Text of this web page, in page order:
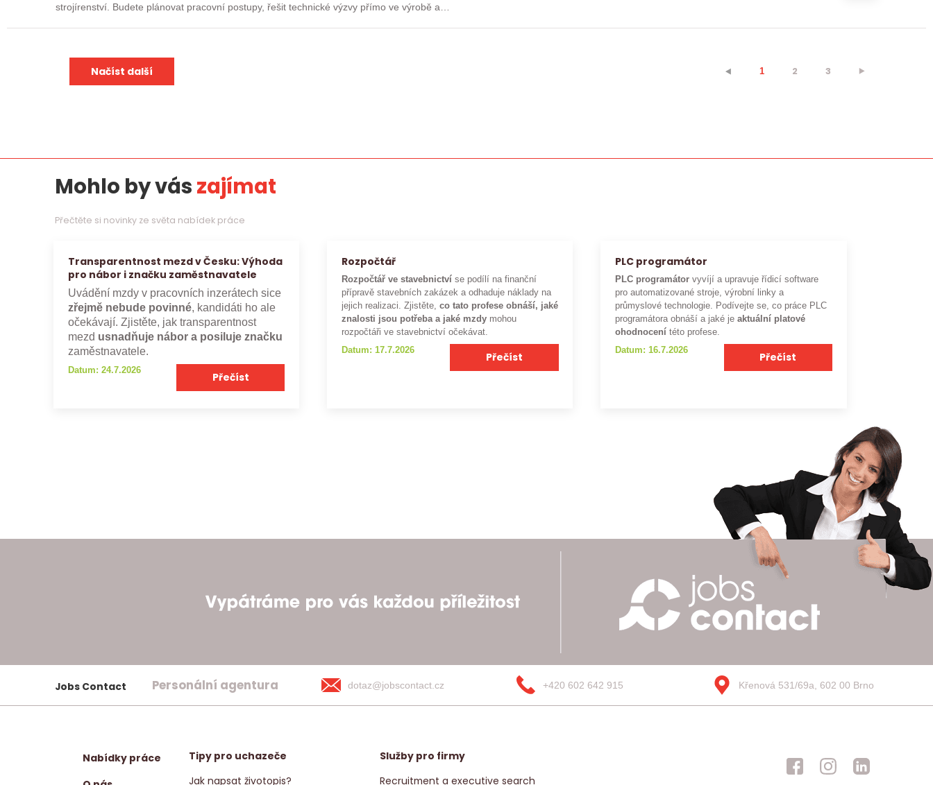
strojírenství. Budete plánovat pracovní postupy, řešit technické výzvy přímo ve výrobě a
Načíst další ⯇ 1 2 3 ⯈
Mohlo by vászajímat
Přečtěte si novinky ze světa nabídek práce
Transparentnost mezd v Česku: Výhoda
pro nábor i značku zaměstnavatele
Uvádění mzdy v pracovních inzerátech sice
zřejmě nebude povinné, kandidáti ho ale
očekávají. Zjistěte, jak transparentnost
mezd usnadňuje nábor a posiluje značku
zaměstnavatele.
Datum: 24.7.2026
Přečíst
Rozpočtář
Rozpočtář ve stavebnictví se podílí na finanční
přípravě stavebních zakázek a odhaduje náklady na
jejich realizaci. Zjistěte,co tato profese obnáší, jaké
znalosti jsou potřeba a jaké mzdy mohou
rozpočtáři ve stavebnictví očekávat.
Datum: 17.7.2026
Přečíst
PLC programátor
PLC programátor vyvíjí a upravuje řídicí software
pro automatizované stroje, výrobní linky a
průmyslové technologie. Podívejte se, co práce PLC
programátora obnáší a jaké je aktuální platové
ohodnocení této profese.
Datum: 16.7.2026
Přečíst
Jobs Contact Personální agentura dotaz@jobscontact.cz +420 602 642 915 Křenová 531/69a, 602 00 Brno
Nabídky práce
Tipy pro uchazeče
Jak napsat životopis?
Služby pro firmy
Recruitment a executive search